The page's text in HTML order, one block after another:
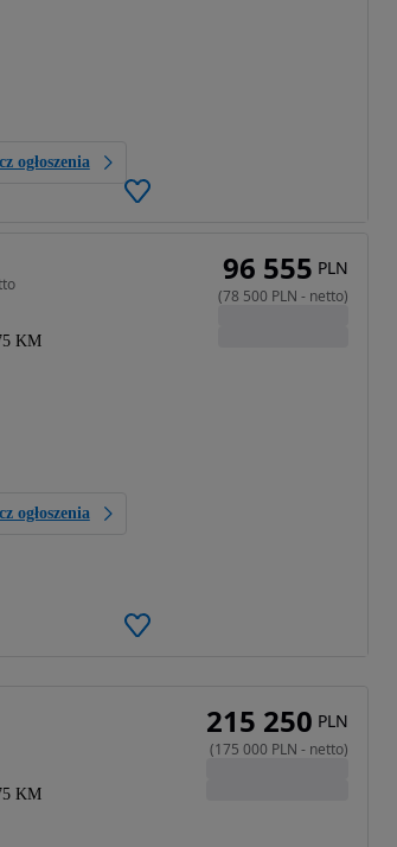
ogłoszenia
KM
ogłoszenia
96 555 PLN
(78 500 PLN - netto)
KM
215 250 PLN
(175 000 PLN - netto)